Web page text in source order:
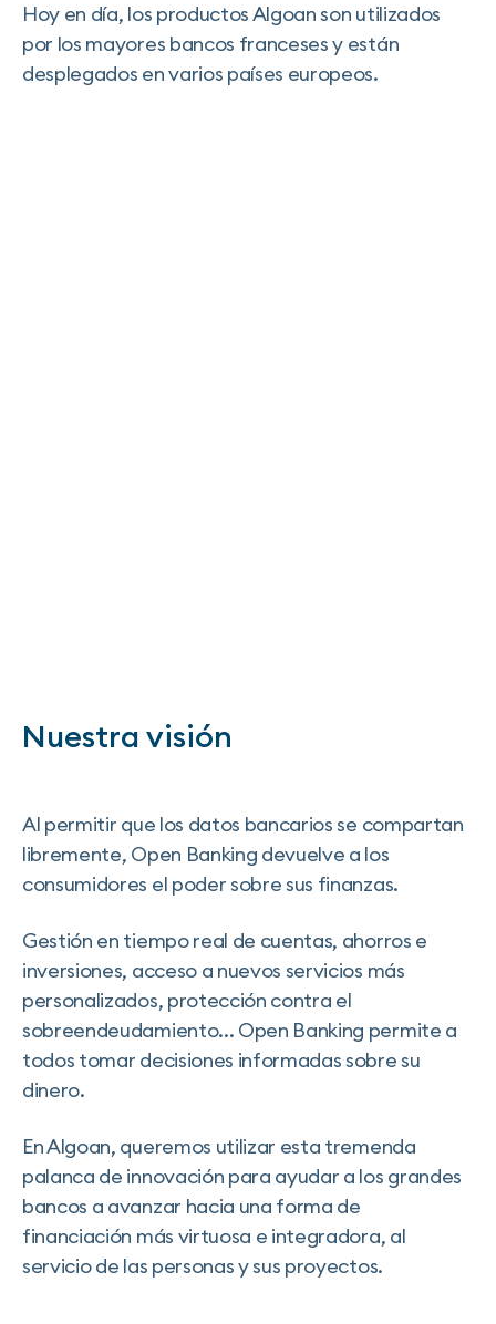
Hoy en día, los productos Algoan son utilizados
por los mayores bancos franceses y están
desplegados en varios países europeos.
Nuestra visión
Al permitir que los datos bancarios se compartan
libremente, Open Banking devuelve a los
consumidores el poder sobre sus finanzas.
Gestión en tiempo real de cuentas, ahorros e
inversiones, acceso a nuevos servicios más
personalizados, protección contra el
sobreendeudamiento... Open Banking permite a
todos tomar decisiones informadas sobre su
dinero.
En Algoan, queremos utilizar esta tremenda
palanca de innovación para ayudar a los grandes
bancos a avanzar hacia una forma de
financiación más virtuosa e integradora, al
servicio de las personas y sus proyectos.